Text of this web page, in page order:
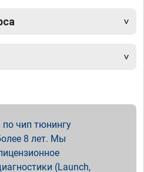
чип тюнингу
8 лет. Мы
(Launch,